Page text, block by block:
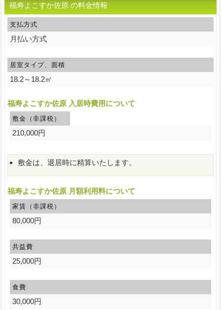
福寿よこすか佐原 の料金情報
支払方式
月払い方式
居室タイプ、面積
18.2～18.2㎡
福寿よこすか佐原 入居時費用について
敷金（非課税）
210,000円
敷金は、退居時に精算いたします。
福寿よこすか佐原 月額利用料について
家賃（非課税）
80,000円
共益費
25,000円
食費
30,000円